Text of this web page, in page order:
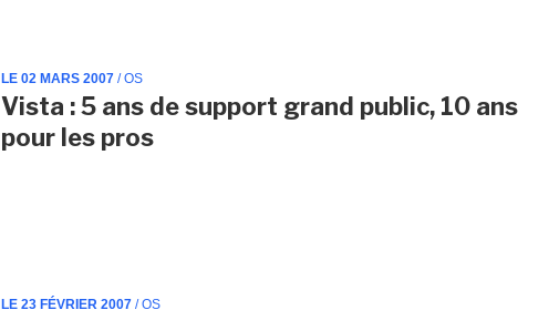
LE 02 MARS 2007 / OS
Vista : 5 ans de support grand public, 10 ans
pour les pros
LE 23 FÉVRIER 2007 / OS